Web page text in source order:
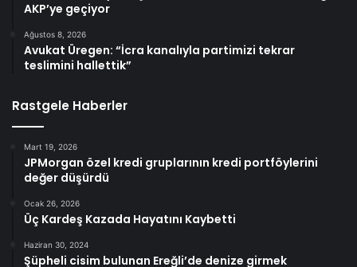
AKP’ye geçiyor
Ağustos 8, 2026
Avukat Üregen: “İcra kanalıyla partimizi tekrar
teslimini hallettik”
Rastgele Haberler
Mart 19, 2026
JPMorgan özel kredi gruplarının kredi portföylerini
değer düşürdü
Ocak 26, 2026
Üç Kardeş Kazada Hayatını Kaybetti
Haziran 30, 2024
Şüpheli cisim bulunan Ereğli’de denize girmek